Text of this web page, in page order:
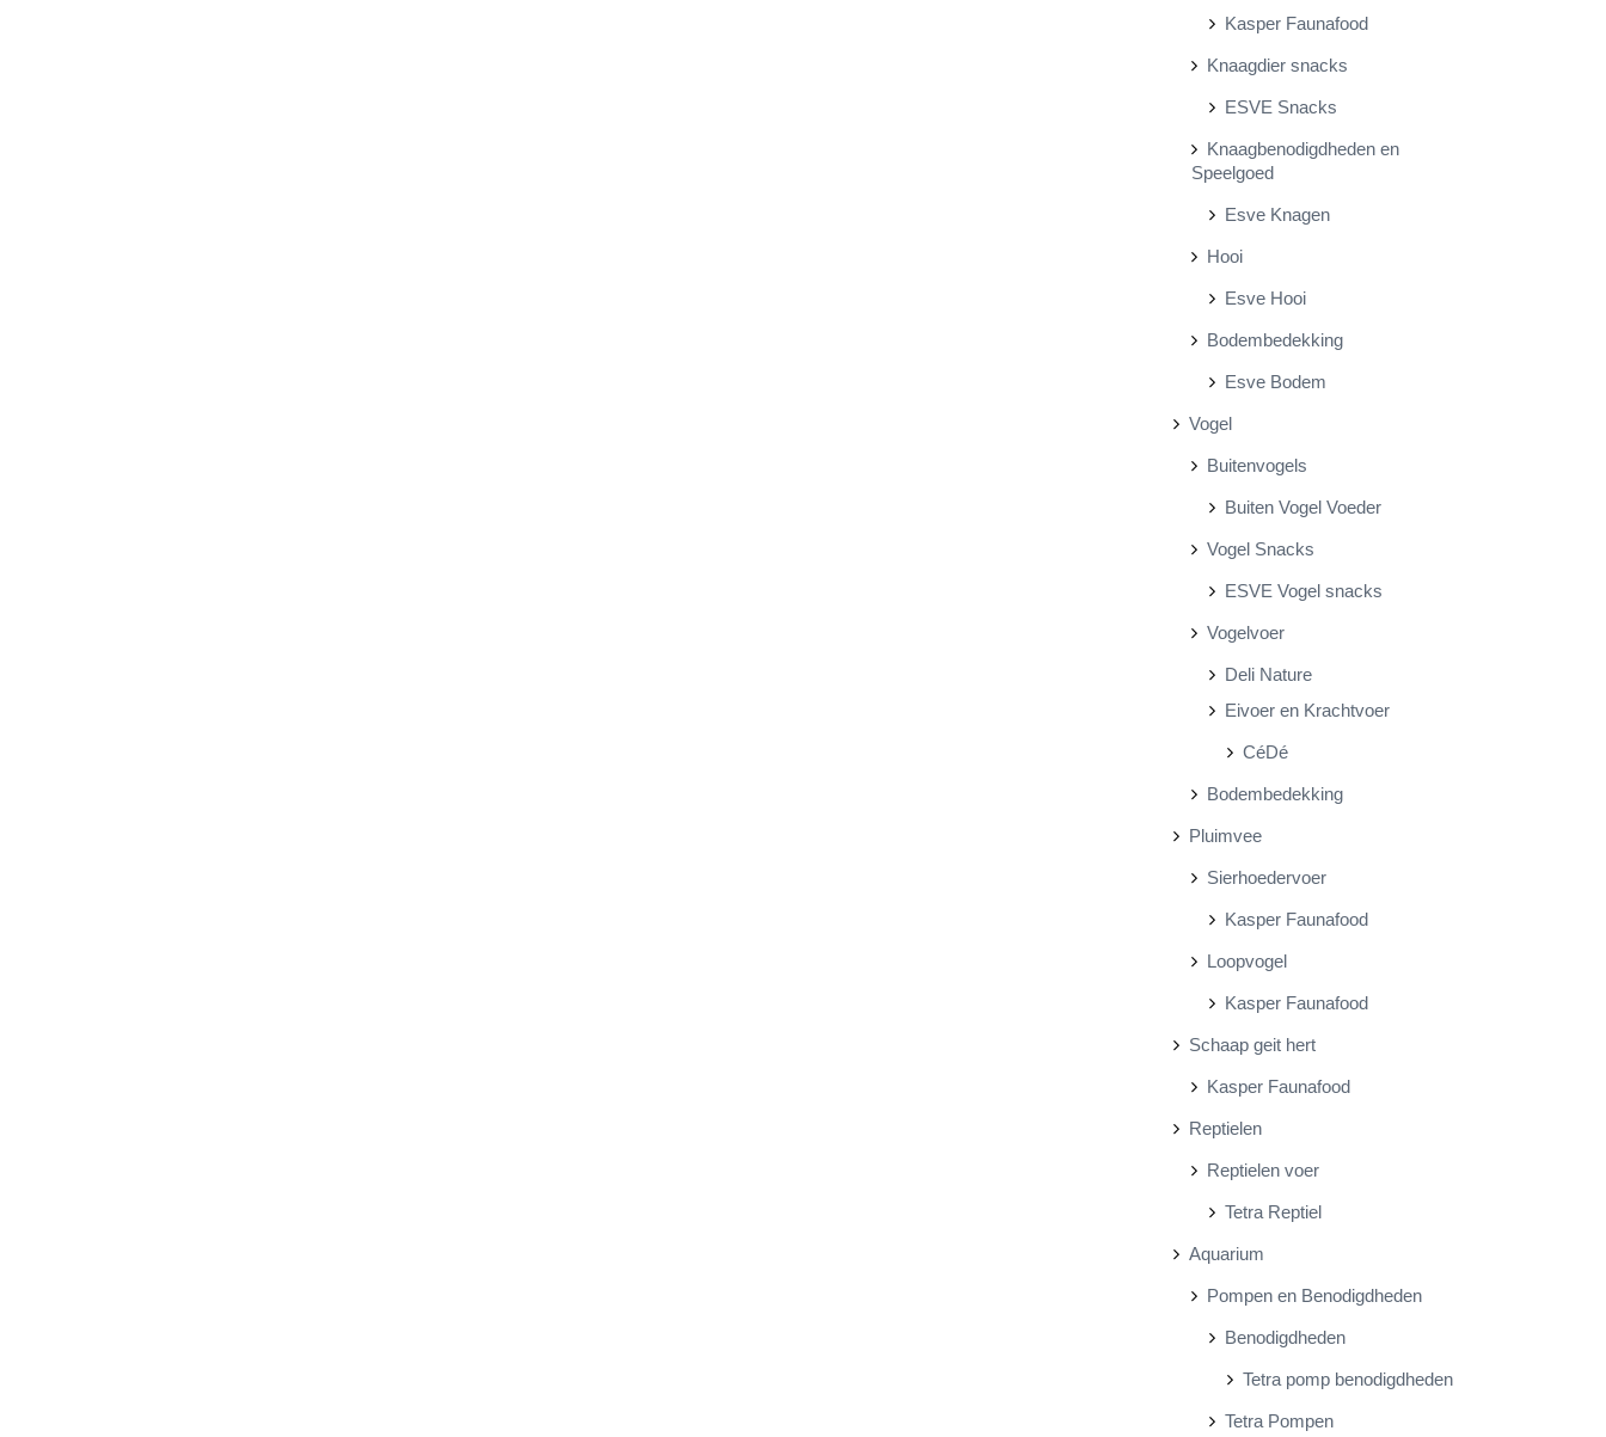
Kasper Faunafood
Knaagdier snacks
ESVE Snacks
Knaagbenodigdheden en
Speelgoed
Esve Knagen
Hooi
Esve Hooi
Bodembedekking
Esve Bodem
Vogel
Buitenvogels
Buiten Vogel Voeder
Vogel Snacks
ESVE Vogel snacks
Vogelvoer
Deli Nature
Eivoer en Krachtvoer
CéDé
Bodembedekking
Pluimvee
Sierhoedervoer
Kasper Faunafood
Loopvogel
Kasper Faunafood
Schaap geit hert
Kasper Faunafood
Reptielen
Reptielen voer
Tetra Reptiel
Aquarium
Pompen en Benodigdheden
Benodigdheden
Tetra pomp benodigdheden
Tetra Pompen